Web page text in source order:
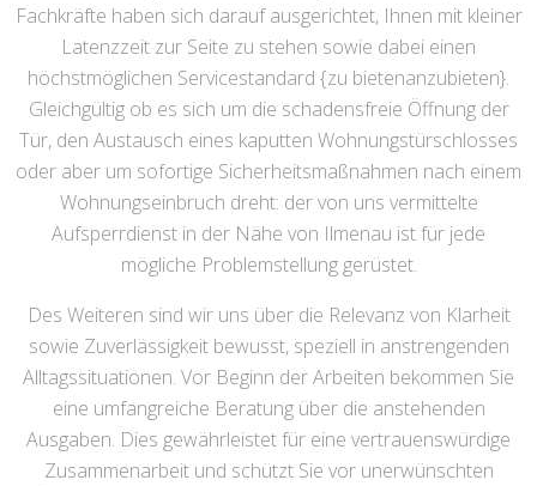
Fachkräfte haben sich darauf ausgerichtet, Ihnen mit kleiner
Latenzzeit zur Seite zu stehen sowie dabei einen
höchstmöglichen Servicestandard {zu bietenanzubieten}.
Gleichgültig ob es sich um die schadensfreie Öffnung der
Tür, den Austausch eines kaputten Wohnungstürschlosses
oder aber um sofortige Sicherheitsmaßnahmen nach einem
Wohnungseinbruch dreht: der von uns vermittelte
Aufsperrdienst in der Nähe von Ilmenau ist für jede
mögliche Problemstellung gerüstet.
Des Weiteren sind wir uns über die Relevanz von Klarheit
sowie Zuverlässigkeit bewusst, speziell in anstrengenden
Alltagssituationen. Vor Beginn der Arbeiten bekommen Sie
eine umfangreiche Beratung über die anstehenden
Ausgaben. Dies gewährleistet für eine vertrauenswürdige
Zusammenarbeit und schützt Sie vor unerwünschten